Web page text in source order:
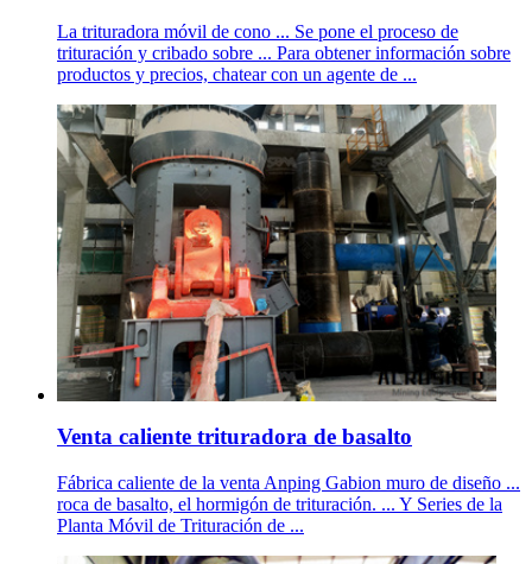
La trituradora móvil de cono ... Se pone el proceso de
trituración y cribado sobre ... Para obtener información sobre
productos y precios, chatear con un agente de ...
Venta caliente trituradora de basalto
Fábrica caliente de la venta Anping Gabion muro de diseño ...
roca de basalto, el hormigón de trituración. ... Y Series de la
Planta Móvil de Trituración de ...